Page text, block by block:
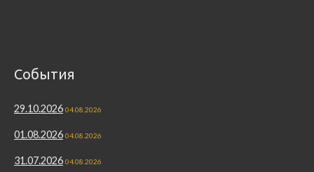
События
29.10.2026 04.08.2026
01.08.2026 04.08.2026
31.07.2026 04.08.2026